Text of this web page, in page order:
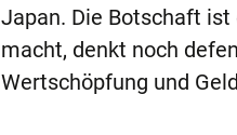
Japan. Die Botschaft ist
macht, denkt noch
Wertschöpfung und